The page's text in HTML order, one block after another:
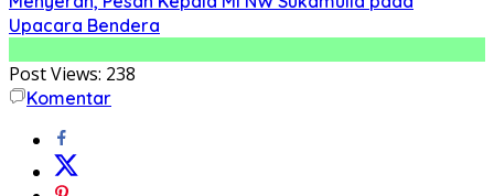
Upacara Bendera
Post Views: 238
Komentar